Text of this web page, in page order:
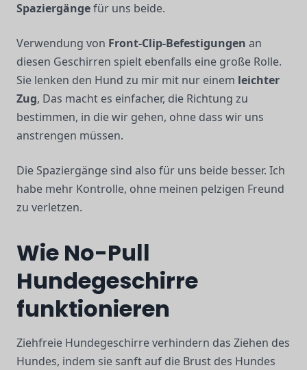
Spaziergängefür uns beide.
Verwendung von Front-Clip-Befestigungen an
diesen Geschirren spielt ebenfalls eine große Rolle.
Sie lenken den Hund zu mir mit nur einem leichter
Zug, Das macht es einfacher, die Richtung zu
bestimmen, in die wir gehen, ohne dass wir uns
anstrengen müssen.
Die Spaziergänge sind also für uns beide besser. Ich
habe mehr Kontrolle, ohne meinen pelzigen Freund
zu verletzen.
Wie No-Pull
Hundegeschirre
funktionieren
Ziehfreie Hundegeschirre verhindern das Ziehen des
Hundes, indem sie sanft auf die Brust des Hundes